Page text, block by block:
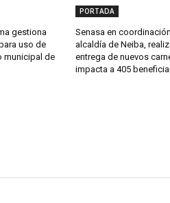
gestiona
uso de
municipal de
PORTADA
Senasa en
alcaldía de Neiba,
entrega de nuevos
impacta a 405